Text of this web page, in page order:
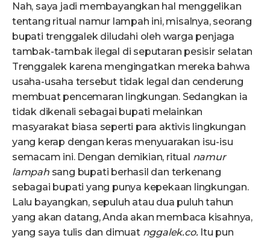
Nah, saya jadi membayangkan hal menggelikan
tentang ritual namur lampah ini, misalnya, seorang
bupati trenggalek diludahi oleh warga penjaga
tambak-tambak ilegal di seputaran pesisir selatan
Trenggalek karena mengingatkan mereka bahwa
usaha-usaha tersebut tidak legal dan cenderung
membuat pencemaran lingkungan. Sedangkan ia
tidak dikenali sebagai bupati melainkan
masyarakat biasa seperti para aktivis lingkungan
yang kerap dengan keras menyuarakan isu-isu
semacam ini. Dengan demikian, ritual namur
lampahsang bupati berhasil dan terkenang
sebagai bupati yang punya kepekaan lingkungan.
Lalu bayangkan, sepuluh atau dua puluh tahun
yang akan datang, Anda akan membaca kisahnya,
yang saya tulis dan dimuat nggalek.co. Itu pun